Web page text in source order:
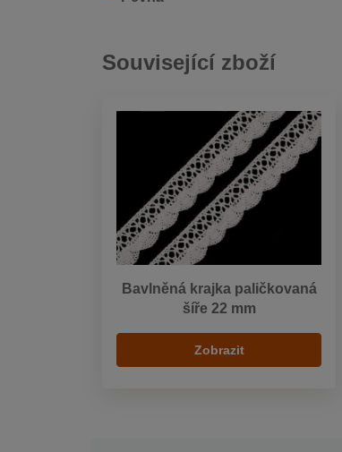
Související zboží
Bavlněná krajka paličkovaná
šíře 22 mm
Zobrazit